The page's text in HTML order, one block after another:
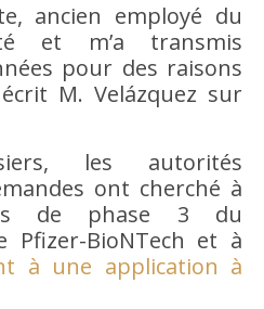
ancien employé du
et m’a transmis
pour des raisons
écrit M. Velázquez sur
les autorités
ont cherché à
de phase 3 du
Pfizer-BioNTech et à
à une application à